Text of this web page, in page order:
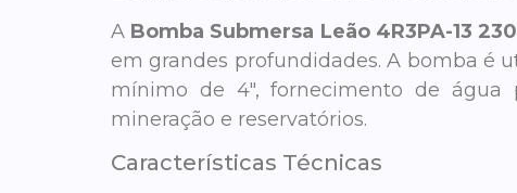
A Bomba Submersa Leão 4R3PA-13 230
em grandes profundidades. A bomba é
mínimo de 4″, fornecimento de água
mineração e reservatórios.
Características Técnicas